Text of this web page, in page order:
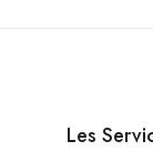
Les